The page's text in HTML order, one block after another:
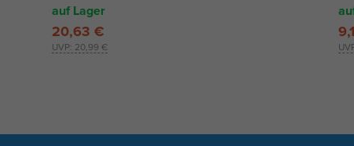
auf Lager
UVP: 20,99 €
20,63 €